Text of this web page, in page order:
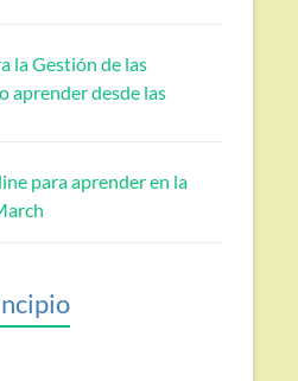
la Gestión de las
aprender desde las
para aprender en la